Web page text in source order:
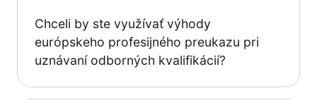
Chceli by ste využívať výhody
európskeho profesijného preukazu pri
uznávaní odborných kvalifikácií?